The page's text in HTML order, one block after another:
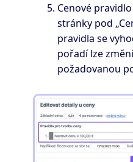
Cenové
stránky pod
pravidla se
pořadí lze
požadovanou